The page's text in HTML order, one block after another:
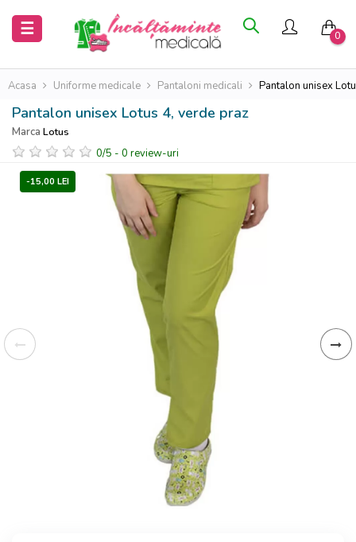
Toggle
navigation
☰ 0
Acasa Uniforme medicale Pantaloni medicali Pantalon unisex
Pantalon unisex Lotus 4, verde praz
Marca Lotus
0/5 - 0 review-uri
-15,00 LEI
Inchide
Acasa
Saboti
medicali
Uniforme
Inchide
Acasa
Saboti
medicali
Uniforme